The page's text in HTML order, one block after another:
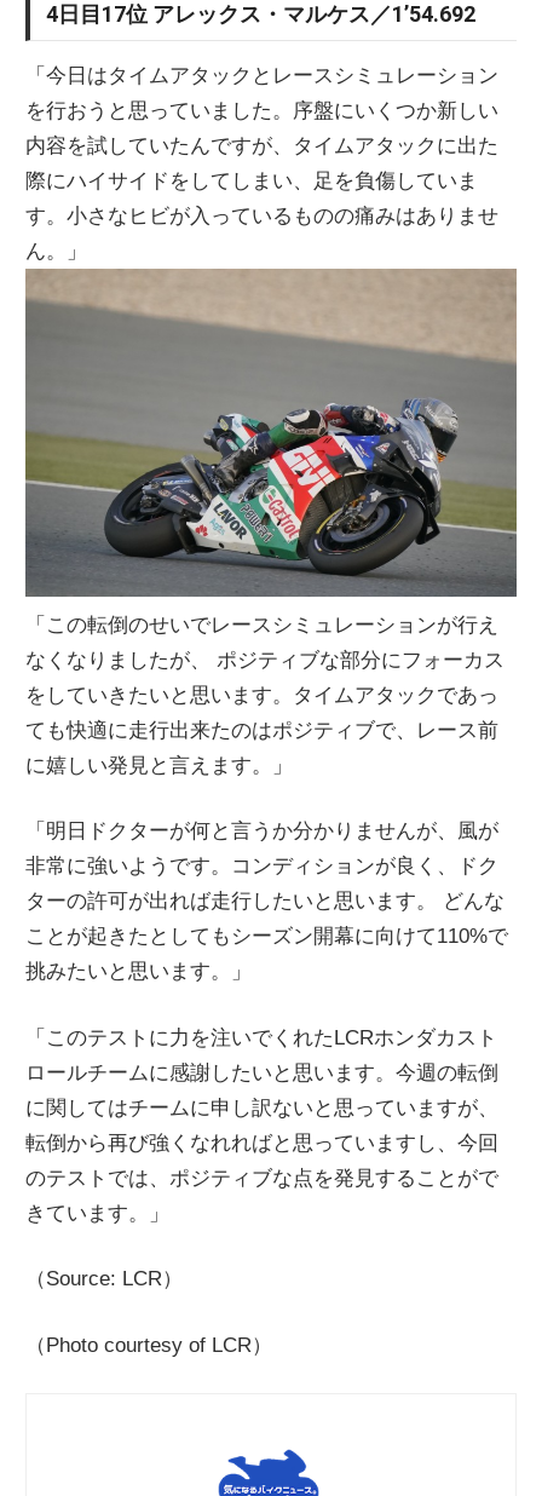
4日目17位 アレックス・マルケス／1’54.692
「今日はタイムアタックとレースシミュレーション
を行おうと思っていました。序盤にいくつか新しい
内容を試していたんですが、タイムアタックに出た
際にハイサイドをしてしまい、足を負傷していま
す。小さなヒビが入っているものの痛みはありませ
ん。」
「この転倒のせいでレースシミュレーションが行え
なくなりましたが、 ポジティブな部分にフォーカス
をしていきたいと思います。タイムアタックであっ
ても快適に走行出来たのはポジティブで、レース前
に嬉しい発見と言えます。」
「明日ドクターが何と言うか分かりませんが、風が
非常に強いようです。コンディションが良く、ドク
ターの許可が出れば走行したいと思います。 どんな
ことが起きたとしてもシーズン開幕に向けて110%で
挑みたいと思います。」
「このテストに力を注いでくれたLCRホンダカスト
ロールチームに感謝したいと思います。今週の転倒
に関してはチームに申し訳ないと思っていますが、
転倒から再び強くなれればと思っていますし、今回
のテストでは、ポジティブな点を発見することがで
きています。」
（Source: LCR）
（Photo courtesy of LCR）